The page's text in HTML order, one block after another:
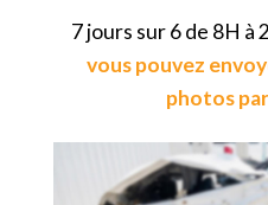
7 jours sur 6 de 8H à
vous pouvez
photos